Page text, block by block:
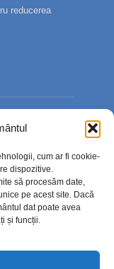
cum ar fi cookie-
dispozitive.
să procesăm date,
pe acest site. Dacă
dat poate avea
și funcții.
reducerea